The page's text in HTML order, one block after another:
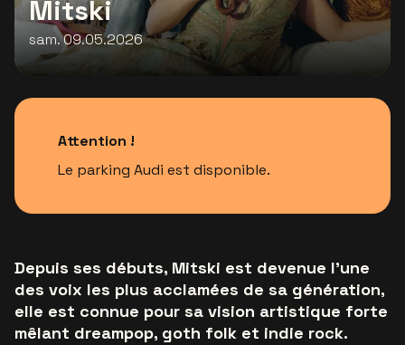
Mitski
sam. 09.05.2026
Attention !
Le parking Audi est disponible.
Depuis ses débuts, Mitski est devenue l’une
des voix les plus acclamées de sa génération,
elle est connue pour sa vision artistique forte
mêlant dreampop, goth folk et indie rock.